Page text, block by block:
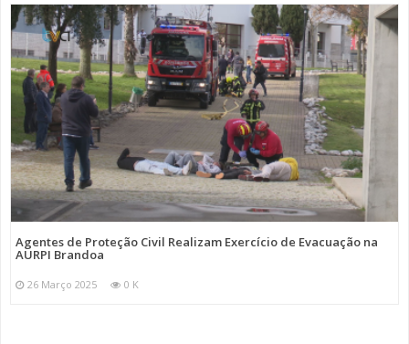
Agentes de Proteção Civil Realizam Exercício de Evacuação na
AURPI Brandoa
26 Março 2025 0 K